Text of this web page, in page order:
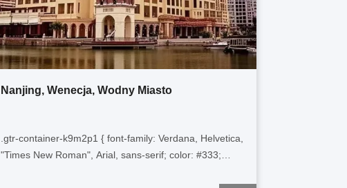
Nanjing, Wenecja, Wodny Miasto
.gtr-container-k9m2p1 { font-family: Verdana, Helvetica,
"Times New Roman", Arial, sans-serif; color: #333;